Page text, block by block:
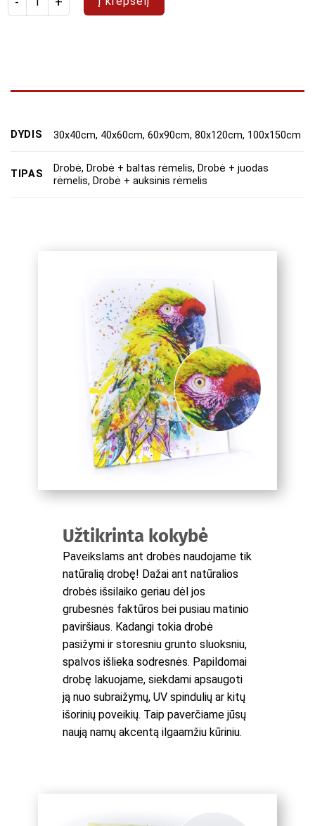
DYDIS 30x40cm, 40x60cm, 60x90cm, 80x120cm, 100x150cm
TIPAS
Drobė, Drobė + baltas rėmelis, Drobė + juodas
rėmelis, Drobė + auksinis rėmelis
Užtikrinta kokybė
Paveikslams ant drobės naudojame tik
natūralią drobę! Dažai ant natūralios
drobės išsilaiko geriau dėl jos
grubesnės faktūros bei pusiau matinio
paviršiaus. Kadangi tokia drobė
pasižymi ir storesniu grunto sluoksniu,
spalvos išlieka sodresnės. Papildomai
drobę lakuojame, siekdami apsaugoti
ją nuo subraižymų, UV spindulių ar kitų
išorinių poveikių. Taip paverčiame jūsų
naują namų akcentą ilgaamžiu kūriniu.